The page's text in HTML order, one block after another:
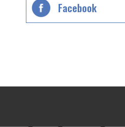
Facebook